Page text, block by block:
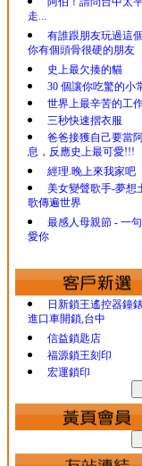
走...
有誰跟朋友玩過這
你有個頭骨很硬的朋友
史上最欠揍的貓
30 個讓你吃驚的小
世界上最辛苦的工
三秒快速摺衣服
爸爸接獲自己要當
息，反應史上最可愛!!!
經理.晚上來我家吧
美女變聲歌手-夢想
歌傳遍世界
最感人母親節 - 一
愛你
日新鎖王遙控器鐘
進口車開鎖,台中
信益鎖匙店
福源鎖王刻印
宏運鎖印